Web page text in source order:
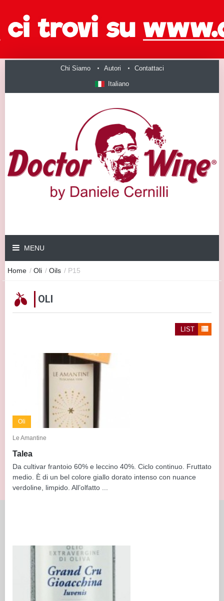
Chi Siamo Autori Contattaci
Italiano
MENU
Home / Oli / Oils / P15
OLI
LIST
Oli
Le Amantine
Talea
Da cultivar frantoio 60% e leccino 40%. Ciclo continuo. Fruttato
medio. È di un bel colore giallo dorato intenso con nuance
verdoline, limpido. All’olfatto ...